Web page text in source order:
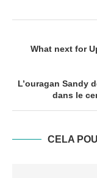
What next for
L’ouragan Sandy
dans le
CELA